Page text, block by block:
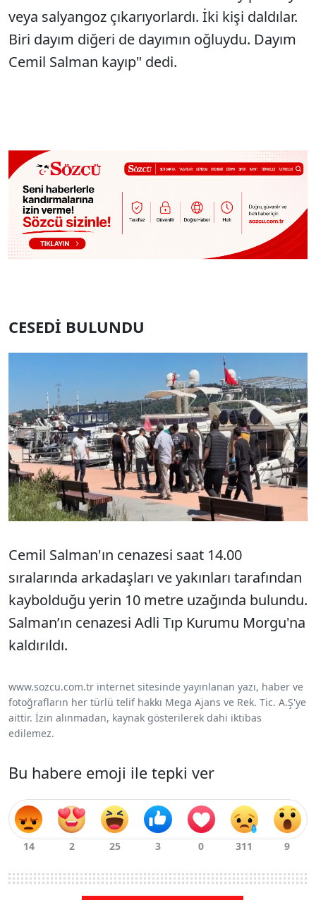
veya salyangoz çıkarıyorlardı. İki kişi daldılar.
Biri dayım diğeri de dayımın oğluydu. Dayım
Cemil Salman kayıp" dedi.
CESEDİ BULUNDU
Cemil Salman'ın cenazesi saat 14.00
sıralarında arkadaşları ve yakınları tarafından
kaybolduğu yerin 10 metre uzağında bulundu.
Salman’ın cenazesi Adli Tıp Kurumu Morgu'na
kaldırıldı.
www.sozcu.com.tr internet sitesinde yayınlanan yazı, haber ve
fotoğrafların her türlü telif hakkı Mega Ajans ve Rek. Tic. A.Ş'ye
aittir. İzin alınmadan, kaynak gösterilerek dahi iktibas
edilemez.
Bu habere emoji ile tepki ver